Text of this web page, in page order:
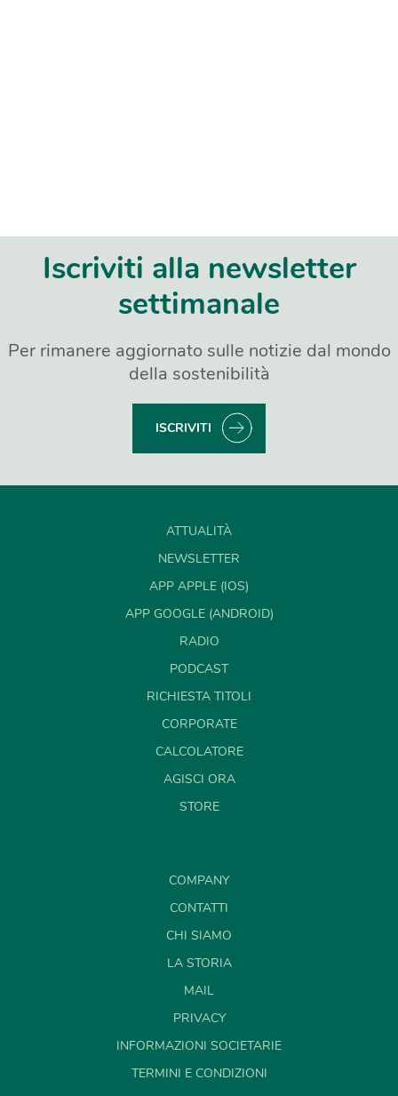
Iscriviti alla newsletter
settimanale
Per rimanere aggiornato sulle notizie dal mondo
della sostenibilità
ISCRIVITI
ATTUALITÀ
NEWSLETTER
APP APPLE (IOS)
APP GOOGLE (ANDROID)
RADIO
PODCAST
RICHIESTA TITOLI
CORPORATE
CALCOLATORE
AGISCI ORA
STORE
COMPANY
CONTATTI
CHI SIAMO
LA STORIA
MAIL
PRIVACY
INFORMAZIONI SOCIETARIE
TERMINI E CONDIZIONI